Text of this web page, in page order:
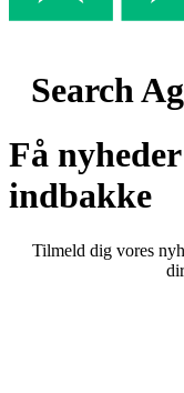
Search
Få
indbakke
Tilmeld dig vores